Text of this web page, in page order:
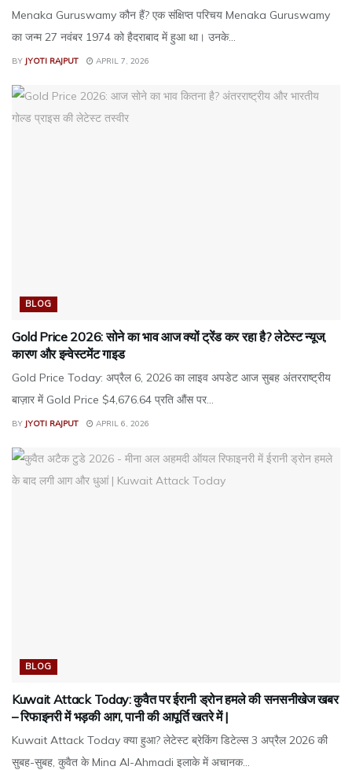
Menaka Guruswamy कौन हैं? एक संक्षिप्त परिचय Menaka Guruswamy
का जन्म 27 नवंबर 1974 को हैदराबाद में हुआ था। उनके...
BY JYOTI RAJPUT APRIL 7, 2026
BLOG
Gold Price 2026: सोने का भाव आज क्यों ट्रेंड कर रहा है? लेटेस्ट न्यूज,
कारण और इन्वेस्टमेंट गाइड
Gold Price Today: अप्रैल 6, 2026 का लाइव अपडेट आज सुबह अंतरराष्ट्रीय
बाज़ार में Gold Price $4,676.64 प्रति औंस पर...
BY JYOTI RAJPUT APRIL 6, 2026
BLOG
Kuwait Attack Today: कुवैत पर ईरानी ड्रोन हमले की सनसनीखेज खबर
– रिफाइनरी में भड़की आग, पानी की आपूर्ति खतरे में |
Kuwait Attack Today क्या हुआ? लेटेस्ट ब्रेकिंग डिटेल्स 3 अप्रैल 2026 की
सुबह-सुबह, कुवैत के Mina Al-Ahmadi इलाके में अचानक...